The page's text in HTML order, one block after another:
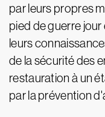
par leurs propres
pied de guerre
leurs
de la sécurité des
restauration à un
par la prévention